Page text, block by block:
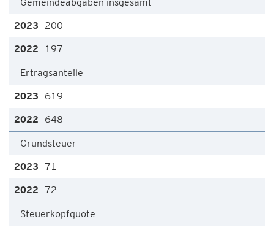
200
197
Ertragsanteile
619
648
Grundsteuer
71
72
Steuerkopfquote